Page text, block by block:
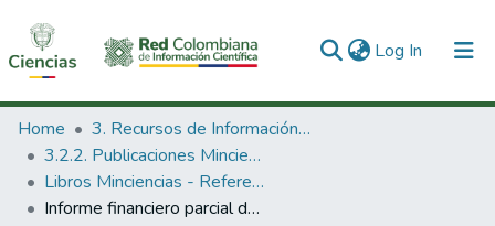
Log In (current)
Communities & Collections
All of DSpace
Statistics
Home
3. Recursos de Información Científica y Tecnológica
3.2.2. Publicaciones Minciencias
Libros Minciencias - Referenciales
Informe financiero parcial del proyecto de mecanismos e instrumentos de política cientifico-tecnológica.